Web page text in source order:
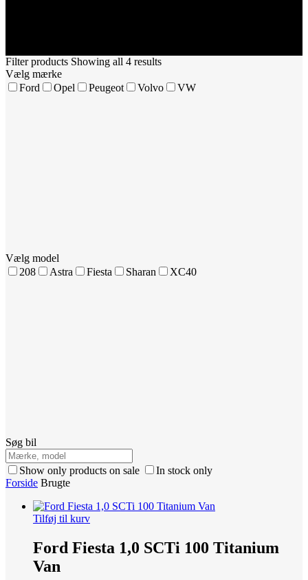
Filter products Showing all 4 results
Vælg mærke
Ford
Opel Peugeot Volvo VW
Vælg model
208
Astra Fiesta Sharan XC40
Søg bil
Show only products on sale
In stock only
Forside Brugte
Tilføj til kurv
Ford Fiesta 1,0 SCTi 100 Titanium
Van